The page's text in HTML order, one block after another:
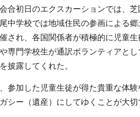
合初日のエクスカーションでは、
中学校では地域住民の参画による
され、各国関係者が積極的に児童
専門学校生が通訳ボランティアと
披露してくれた。
参加した児童生徒が得た貴重な体
シー（遺産）にしてゆくことが大切